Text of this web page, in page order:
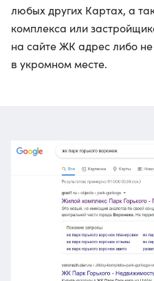
любых других Картах, а
комплекса или
на сайте ЖК адрес либо
в укромном месте.